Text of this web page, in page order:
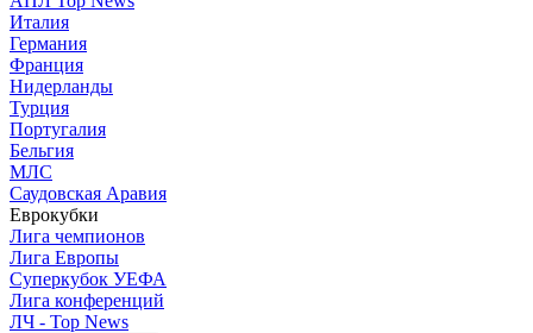
Италия
Германия
Франция
Нидерланды
Турция
Португалия
Бельгия
МЛС
Саудовская Аравия
Еврокубки
Лига чемпионов
Лига Европы
Суперкубок УЕФА
Лига конференций
ЛЧ - Top News